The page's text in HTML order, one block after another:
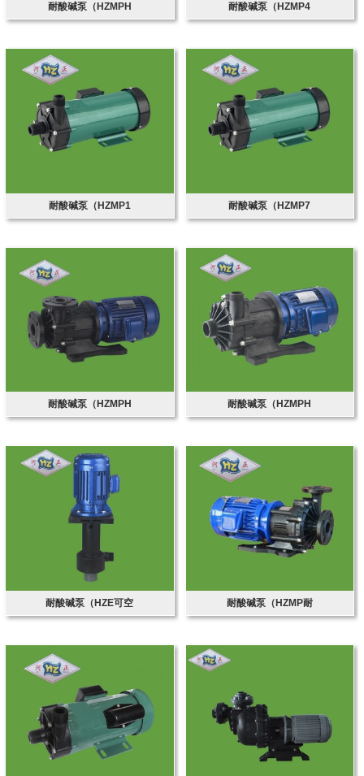
耐酸碱泵（HZMPH 耐酸碱泵（HZMP4
耐酸碱泵（HZMP1 耐酸碱泵（HZMP7
耐酸碱泵（HZMPH 耐酸碱泵（HZMPH
耐酸碱泵（HZE可空 耐酸碱泵（HZMP耐